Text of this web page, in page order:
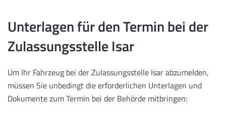
Unterlagen für den Termin bei der
Zulassungsstelle Isar
Um Ihr Fahrzeug bei der Zulassungsstelle Isar abzumelden,
müssen Sie unbedingt die erforderlichen Unterlagen und
Dokumente zum Termin bei der Behörde mitbringen: